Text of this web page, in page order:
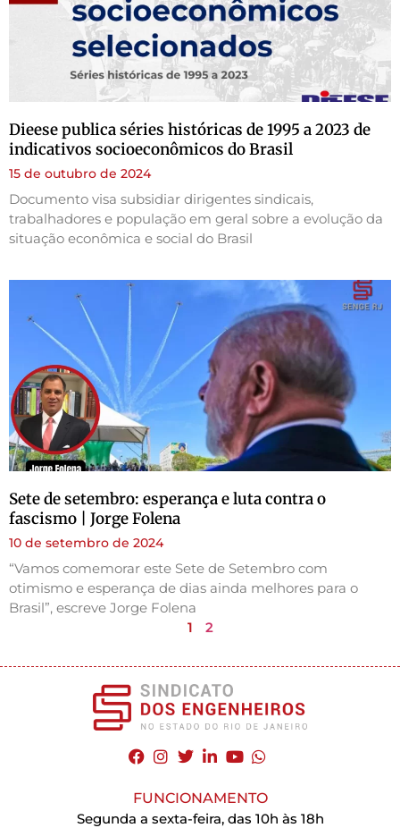
Dieese publica séries históricas de 1995 a 2023 de
indicativos socioeconômicos do Brasil
15 de outubro de 2024
Documento visa subsidiar dirigentes sindicais,
trabalhadores e população em geral sobre a evolução da
situação econômica e social do Brasil
Sete de setembro: esperança e luta contra o
fascismo | Jorge Folena
10 de setembro de 2024
“Vamos comemorar este Sete de Setembro com
otimismo e esperança de dias ainda melhores para o
Brasil”, escreve Jorge Folena
1
2
FUNCIONAMENTO
Segunda a sexta-feira, das 10h às 18h